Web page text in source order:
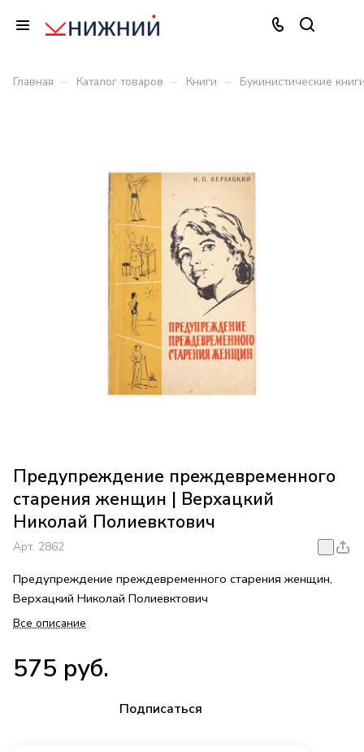
Главная – Каталог товаров – Книги – Букинистические
Предупреждение преждевременного
старения женщин | Верхацкий
Николай Полиевктович
Арт. 2862
Предупреждение преждевременного старения женщин,
Верхацкий Николай Полиевктович
Все описание
575 руб.
Подписаться